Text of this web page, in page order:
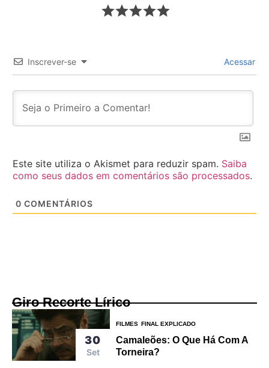
Inscrever-se Acessar
Este site utiliza o Akismet para reduzir spam. Saiba
como seus dados em comentários são processados.
0 COMENTÁRIOS
Giro Recorte Lírico
30
Set
FILMES FINAL EXPLICADO
Camaleões: O Que Há Com A
Torneira?